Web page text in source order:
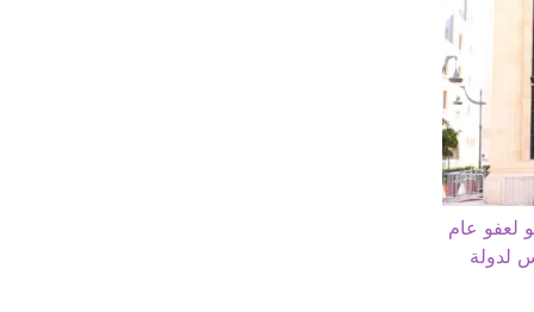
لعفو عام
لدولة